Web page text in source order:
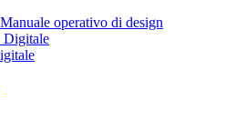
operativo di design